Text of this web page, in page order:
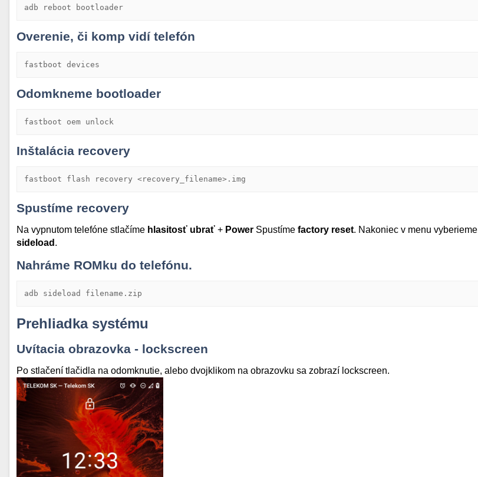
adb reboot bootloader
Overenie, či komp vidí telefón
fastboot devices
Odomkneme bootloader
fastboot oem unlock
Inštalácia recovery
fastboot flash recovery <recovery_filename>.img
Spustíme recovery
Na vypnutom telefóne stlačíme hlasitosť ubrať + Power Spustíme factory reset. Nakoniec v menu vyberieme
sideload .
Nahráme ROMku do telefónu.
adb sideload filename.zip
Prehliadka systému
Uvítacia obrazovka - lockscreen
Po stlačení tlačidla na odomknutie, alebo dvojklikom na obrazovku sa zobrazí lockscreen.